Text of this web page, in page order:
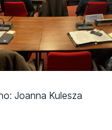
Joanna Kulesza